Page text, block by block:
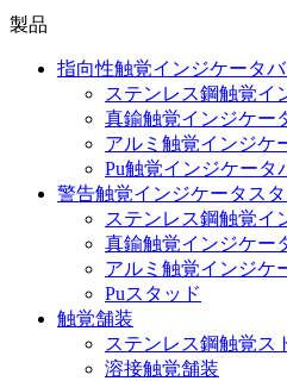
製品
指向性触覚インジケータ
ステンレス鋼触覚イ
真鍮触覚インジケー
アルミ触覚インジケ
Pu触覚インジケータ
警告触覚インジケータス
ステンレス鋼触覚イ
真鍮触覚インジケー
アルミ触覚インジケ
Puスタッド
触覚舗装
ステンレス鋼触覚ス
溶接触覚舗装